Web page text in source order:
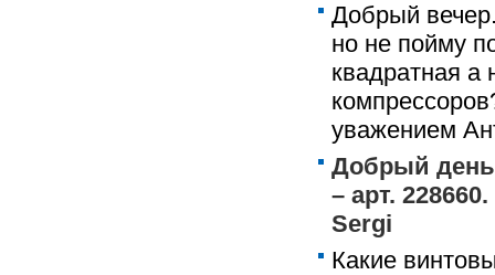
Добрый
но не пойму
квадратная а
уважением
Добрый
– арт.
Sergi
Какие